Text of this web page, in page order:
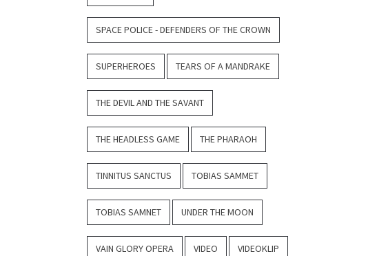
SPACE POLICE - DEFENDERS OF THE CROWN
SUPERHEROES TEARS OF A MANDRAKE
THE DEVIL AND THE SAVANT
THE HEADLESS GAME THE PHARAOH
TINNITUS SANCTUS TOBIAS SAMMET
TOBIAS SAMNET UNDER THE MOON
VAIN GLORY OPERA VIDEO VIDEOKLIP